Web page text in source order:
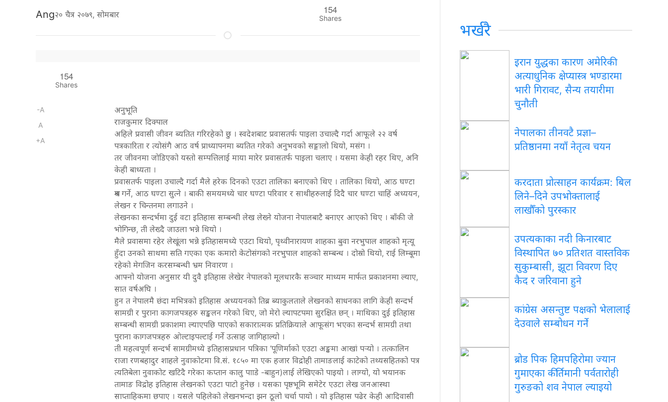
Ang२० चैत्र २०७९, सोमबार 154
Shares
154
Shares
-A
A
+A
अनुभूति
राजकुमार दिक्पाल
अहिले प्रवासी जीवन ब्यतित गरिरहेको छु । स्वदेशबाट प्रवासतर्फ पाइला उचाल्दै गर्दा आफूले २२ वर्ष
पत्रकारिता र त्योसंगै आठ वर्ष प्राध्यापनमा ब्यतित गरेको अनुभवको सङ्गालो थियो, मसंग ।
तर जीवनमा जोडिएको यस्तो सम्पत्तिलाई माया मारेर प्रवासतर्फ पाइला चलाए । यसमा केही रहर थिए, अनि
केही बाध्यता ।
प्रवासतर्फ पाइला उचाल्दै गर्दा मैले हरेक दिनको एउटा तालिका बनाएको थिए । तालिका थियो, आठ घण्टा
श्रम गर्ने, आठ घण्टा सुत्ने । बाकी समयमध्ये चार घण्टा परिवार र साथीहरुलाई दिदै चार घण्टा चाहिं अध्ययन,
लेखन र चिन्तनमा लगाउने ।
लेखनका सन्दर्भमा दुई वटा इतिहास सम्बन्धी लेख लेख्ने योजना नेपालबाटै बनाएर आएको थिए । बाँकी जे
भोगिन्छ, ती लेख्दै जाउला भन्ने थियो ।
मैले प्रवासमा रहेर लेखूंला भन्ने इतिहासमध्ये एउटा थियो, पृथ्वीनारायण शाहका बुवा नरभुपाल शाहको मृत्यू
हुँदा उनको साथमा सति गएका एक कमारो केटोसंगको नरभुपाल शाहको सम्बन्ध । दोस्रो थियो, राई लिम्बूमा
रहेको मेगजिन करसम्बन्धी भ्रम निवारण ।
आफ्नो योजना अनुसार यी दुवै इतिहास लेखेर नेपालको मूलधारकै सञ्चार माध्यम मार्फत प्रकाशनमा ल्याए,
सात वर्षअघि ।
हुन त नेपालमै छंदा मभित्रको इतिहास अध्ययनको तिब्र ब्याकुलताले लेखनको साधनका लागि केही सन्दर्भ
सामग्री र पुराना कागजपत्रहरु सङ्कलन गरेको थिए, जो मेरो ल्यापटपमा सुरक्षित छन् । माथिका दुई इतिहास
सम्बन्धी सामग्री प्रकाशमा ल्याएपछि पाएको सकारात्मक प्रतिक्रियाले आफूसंग भएका सन्दर्भ सामग्री तथा
पुराना कागजपत्रहरु ओल्टाइपल्टाई गर्ने उत्साह जागिहाल्यो ।
ती महत्वपूर्ण सन्दर्भ सामग्रीमध्ये इतिहासप्रधान पत्रिका ‘पूणिर्माको एउटा अङ्कमा आखां पर्‍यो । तत्कालिन
राजा रणबहादुर शाहले नुवाकोटमा वि.सं. १८५० मा एक हजार विद्रोही तामाङलाई काटेको तथ्यसहितको पत्र
त्यतिबेला नुवाकोट खटिदै गरेका कप्तान कालु पााडे -बाहुन)लाई लेखिएको पाइयो । लाग्यो, यो भयानक
तामाङ विद्रोह इतिहास लेखनको एउटा पाटो हुनेछ । यसका पृष्ठभूमि समेटेर एउटा लेख जनआस्था
साप्ताहिकमा छपाए । यसले पहिलेको लेखनभन्दा झन ठूलो चर्चा पायो । यो इतिहास पढेर केही आदिवासी
भर्खरै
इरान युद्धका कारण अमेरिकी
अत्याधुनिक क्षेप्यास्त्र भण्डारमा
भारी गिरावट, सैन्य तयारीमा
चुनौती
नेपालका तीनवटै प्रज्ञा–
प्रतिष्ठानमा नयाँ नेतृत्व चयन
करदाता प्रोत्साहन कार्यक्रम: बिल
लिने–दिने उपभोक्तालाई
लाखौँको पुरस्कार
उपत्यकाका नदी किनारबाट
विस्थापित ७० प्रतिशत वास्तविक
सुकुम्बासी, झूटा विवरण दिए
कैद र जरिवाना हुने
कांग्रेस असन्तुष्ट पक्षको भेलालाई
देउवाले सम्बोधन गर्ने
ब्रोड पिक हिमपहिरोमा ज्यान
गुमाएका कीर्तिमानी पर्वतारोही
गुरुङको शव नेपाल ल्याइयो